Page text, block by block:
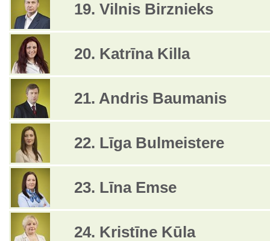
19. Vilnis Birznieks
20. Katrīna Killa
21. Andris Baumanis
22. Līga Bulmeistere
23. Līna Emse
24. Kristīne Kūla